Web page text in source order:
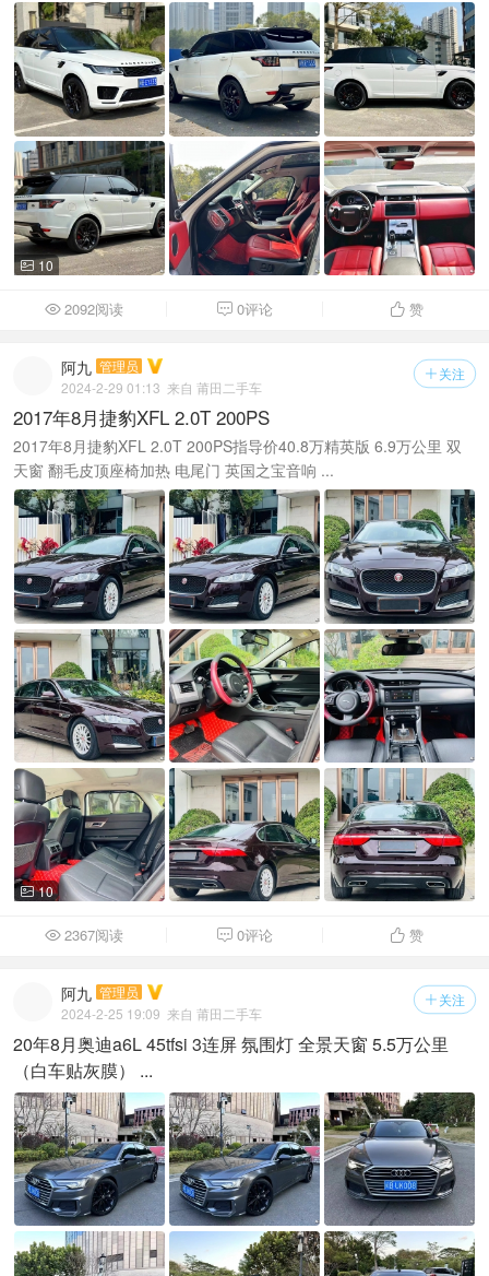
 10
 2092阅读  0评论  赞
 关注
阿九 管理员
2024-2-29 01:13 来自 莆田二手车
2017年8月捷豹XFL 2.0T 200PS
2017年8月捷豹XFL 2.0T 200PS指导价40.8万精英版 6.9万公里 双
天窗 翻毛皮顶座椅加热 电尾门 英国之宝音响 ...
 10
 2367阅读  0评论  赞
 关注
阿九 管理员
2024-2-25 19:09 来自 莆田二手车
20年8月奥迪a6L 45tfsi 3连屏 氛围灯 全景天窗 5.5万公里
（白车贴灰膜） ...